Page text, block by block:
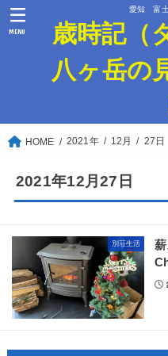
愛知 富
歳時記（
八ヶ岳の
MENU
HOME 2021年 12月 27日
2021年12月27日
別荘生活